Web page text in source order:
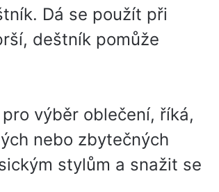
Dá se použít při
deštník pomůže
výběr oblečení, říká,
nebo zbytečných
stylům a snažit se